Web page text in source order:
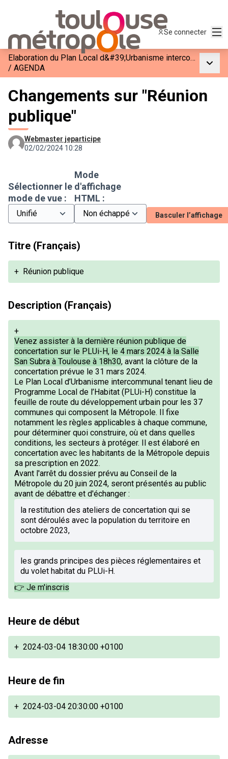
Se connecter
Elaboration du Plan Local d&#39;Urbanisme intercommunal et Habitat
/ AGENDA
Changements sur "Réunion
publique"
Webmaster jeparticipe
02/02/2024 10:28
Sélectionner le
mode de vue :
Mode
d'affichage
HTML :
Basculer l’affichage
Titre (Français)
+ Réunion publique
Description (Français)
+
Venez assister à la dernière réunion publique de
concertation sur le PLUi-H, le 4 mars 2024 à la Salle
San Subra à Toulouse à 18h30, avant la clôture de la
concertation prévue le 31 mars 2024.
Le Plan Local d’Urbanisme intercommunal tenant lieu de
Programme Local de l’Habitat (PLUi-H) constitue la
feuille de route du développement urbain pour les 37
communes qui composent la Métropole. Il fixe
notamment les règles applicables à chaque commune,
pour déterminer quoi construire, où et dans quelles
conditions, les secteurs à protéger. Il est élaboré en
concertation avec les habitants de la Métropole depuis
sa prescription en 2022.
Avant l'arrêt du dossier prévu au Conseil de la
Métropole du 20 juin 2024, seront présentés au public
avant de débattre et d'échanger :
la restitution des ateliers de concertation qui se
sont déroulés avec la population du territoire en
octobre 2023,
les grands principes des pièces réglementaires et
du volet habitat du PLUi-H.
👉 Je m'inscris
Heure de début
+ 2024-03-04 18:30:00 +0100
Heure de fin
+ 2024-03-04 20:30:00 +0100
Adresse